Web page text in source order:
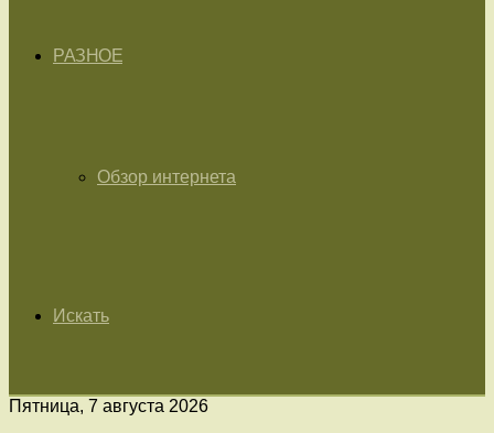
РАЗНОЕ
Обзор интернета
Искать
Пятница, 7 августа 2026